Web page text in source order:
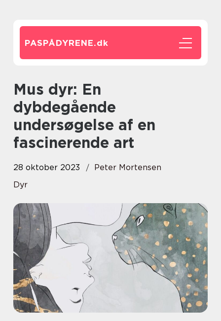
PASPÅDYRENE.dk
Mus dyr: En
dybdegående
undersøgelse af en
fascinerende art
28 oktober 2023
Peter Mortensen
Dyr